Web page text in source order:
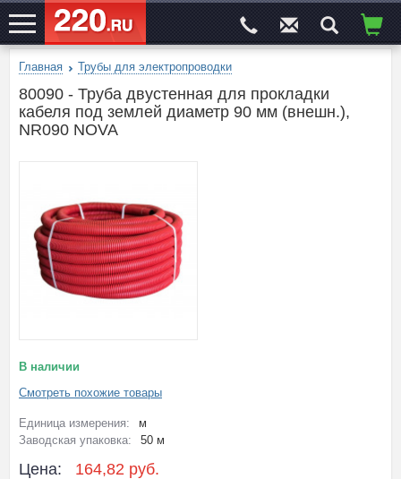
ЭЛЕКТРОСАЙТ№1
Главная Трубы для электропроводки
80090 - Труба двустенная для прокладки
кабеля под землей диаметр 90 мм (внешн.),
NR090 NOVA
В наличии
Смотреть похожие товары
Единица измерения:
м
Заводская упаковка:
50 м
Цена: 164,82 руб.